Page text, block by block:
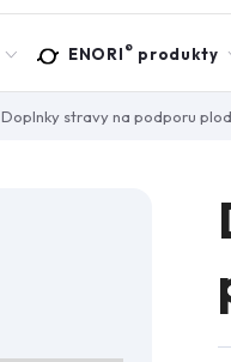
ENORI ® produkty
Doplnky stravy na podporu